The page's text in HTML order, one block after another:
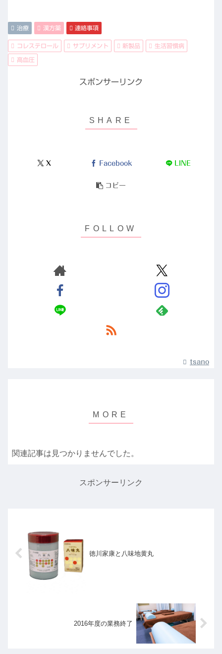
治療 漢方薬 連絡事項
コレステロール サプリメント 新製品 生活習慣病
高血圧
スポンサーリンク
X Facebook LINE
コピー
tsano
関連記事は見つかりませんでした。
スポンサーリンク
徳川家康と八味地黄丸
2016年度の業務終了